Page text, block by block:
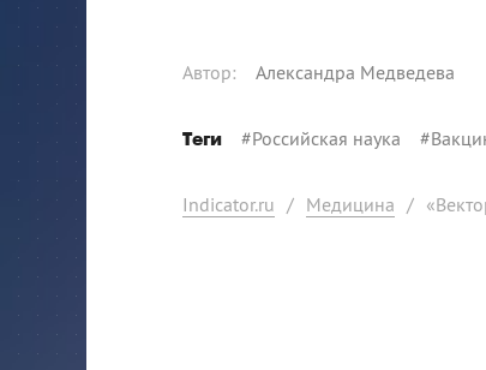
Автор: Александра Медведева
Теги #Российская наука #
Indicator.ru / Медицина /